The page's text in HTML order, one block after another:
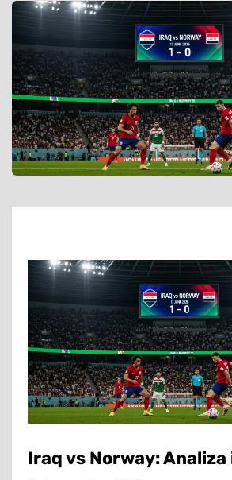
Iraq vs Norway: Analiza